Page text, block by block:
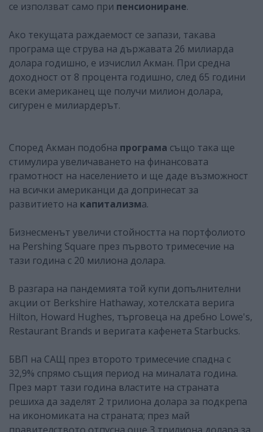
се използват само при пенсиониране.
Ако текущата раждаемост се запази, такава
програма ще струва на държавата 26 милиарда
долара годишно, е изчислил Акман. При средна
доходност от 8 процента годишно, след 65 години
всеки американец ще получи милион долара,
сигурен е милиардерът.
Според Акман подобна програма също така ще
стимулира увеличаването на финансовата
грамотност на населението и ще даде възможност
на всички американци да допринесат за
развитието на капитализма.
Бизнесменът увеличи стойността на портфолиото
на Pershing Square през първото тримесечие на
тази година с 20 милиона долара.
В разгара на пандемията той купи допълнителни
акции от Berkshire Hathaway, хотелската верига
Hilton, Howard Hughes, търговеца на дребно Lowe's,
Restaurant Brands и веригата кафенета Starbucks.
БВП на САЩ през второто тримесечие спадна с
32,9% спрямо същия период на миналата година.
През март тази година властите на страната
решиха да заделят 2 трилиона долара за подкрепа
на икономиката на страната; през май